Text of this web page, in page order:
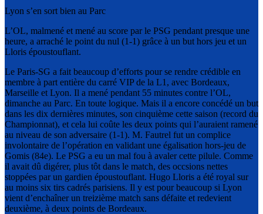
Lyon s’en sort bien au Parc
L’OL, malmené et mené au score par le PSG pendant presque une
heure, a arraché le point du nul (1-1) grâce à un but hors jeu et un
Lloris époustouflant.
Le Paris-SG a fait beaucoup d’efforts pour se rendre crédible en
membre à part entière du carré VIP de la L1, avec Bordeaux,
Marseille et Lyon. Il a mené pendant 55 minutes contre l’OL,
dimanche au Parc. En toute logique. Mais il a encore concédé un but
dans les dix dernières minutes, son cinquième cette saison (record du
Championnat), et cela lui coûte les deux points qui l’auraient ramené
au niveau de son adversaire (1-1). M. Fautrel fut un complice
involontaire de l’opération en validant une égalisation hors-jeu de
Gomis (84e). Le PSG a eu un mal fou à avaler cette pilule. Comme
il avait dû digérer, plus tôt dans le match, des occsions nettes
stoppées par un gardien époustouflant. Hugo Lloris a été royal sur
au moins six tirs cadrés parisiens. Il y est pour beaucoup si Lyon
vient d’enchaîner un treizième match sans défaite et redevient
deuxième, à deux points de Bordeaux.